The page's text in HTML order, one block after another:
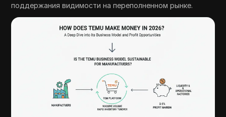
поддержания видимости на переполненном рынке.